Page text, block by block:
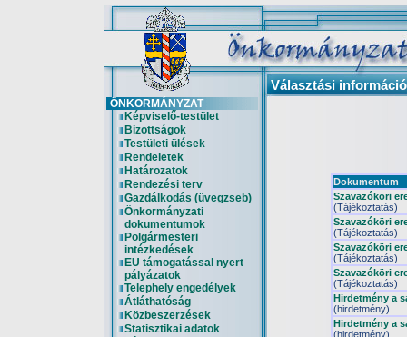
Választási
ÖNKORMÁNYZAT
Képviselő-testület
Bizottságok
Testületi ülések
Rendeletek
Határozatok
Rendezési terv
Gazdálkodás (üvegzseb)
Önkormányzati
dokumentumok
Polgármesteri
intézkedések
EU támogatással nyert
pályázatok
Telephely engedélyek
Átláthatóság
Közbeszerzések
Statisztikai adatok
Dokumentum
Szavazóköri
(Tájékoztatás)
Szavazóköri
(Tájékoztatás)
Szavazóköri
(Tájékoztatás)
Szavazóköri
(Tájékoztatás)
Hirdetmény a
(hirdetmény)
Hirdetmény a
(hirdetmény)